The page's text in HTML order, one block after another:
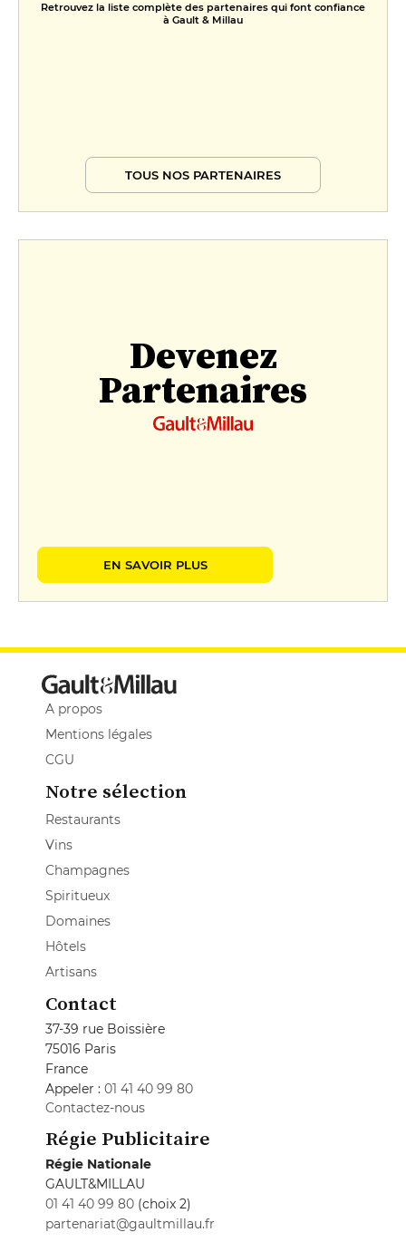
Retrouvez la liste complète des partenaires qui font confiance
à Gault & Millau
TOUS NOS PARTENAIRES
Devenez
Partenaires
EN SAVOIR PLUS
A propos
Mentions légales
CGU
Notre sélection
Restaurants
Vins
Champagnes
Spiritueux
Domaines
Hôtels
Artisans
Contact
37-39 rue Boissière
75016 Paris
France
Appeler : 01 41 40 99 80
Contactez-nous
Régie Publicitaire
Régie Nationale
GAULT&MILLAU
01 41 40 99 80 (choix 2)
partenariat@gaultmillau.fr